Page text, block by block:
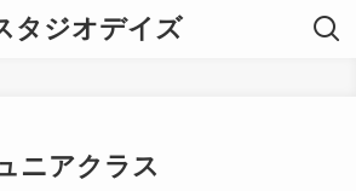
タジオデイズ
ニアクラス